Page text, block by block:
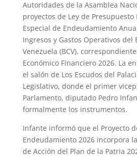
Autoridades de la Asamblea
proyectos de Ley de Presupuesto
Especial de Endeudamiento
Ingresos y Gastos Operativos del
Venezuela (BCV),
Económico Financiero 2026. La
el salón de Los Escudos del
Legislativo, donde el primer
Parlamento, diputado Pedro
formalmente los instrumentos.
Infante informó que el Proyecto
Endeudamiento 2026 incorpora
de Acción del Plan de la Patria